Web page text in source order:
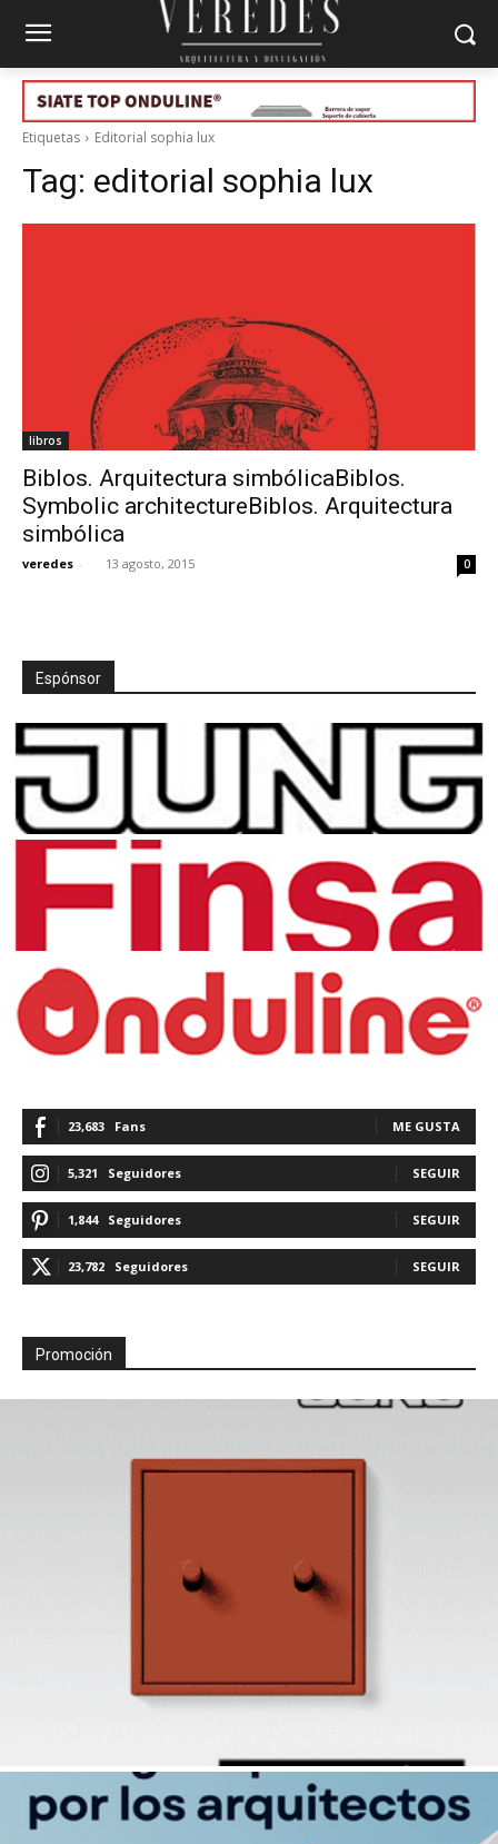
Etiquetas Editorial sophia lux
Tag: editorial sophia lux
libros
Biblos. Arquitectura simbólicaBiblos.
Symbolic architectureBiblos. Arquitectura
simbólica
veredes - 13 agosto, 2015 0
Espónsor
23,683 Fans ME GUSTA
5,321 Seguidores SEGUIR
1,844 Seguidores SEGUIR
23,782 Seguidores SEGUIR
Promoción